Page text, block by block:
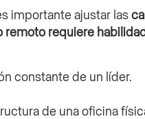
importante ajustar las
remoto requiere
constante de un líder.
de una oficina